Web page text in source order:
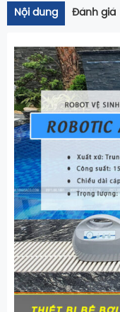
Nội dung Đánh giá